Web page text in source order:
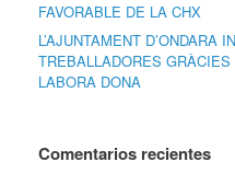
FAVORABLE DE LA CHX
L’AJUNTAMENT D’ONDARA
TREBALLADORES
LABORA DONA
Comentarios recientes